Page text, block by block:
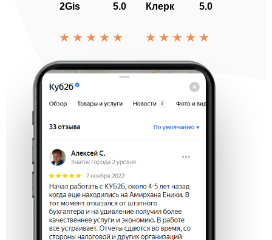
2Gis 5.0 Клерк 5.0